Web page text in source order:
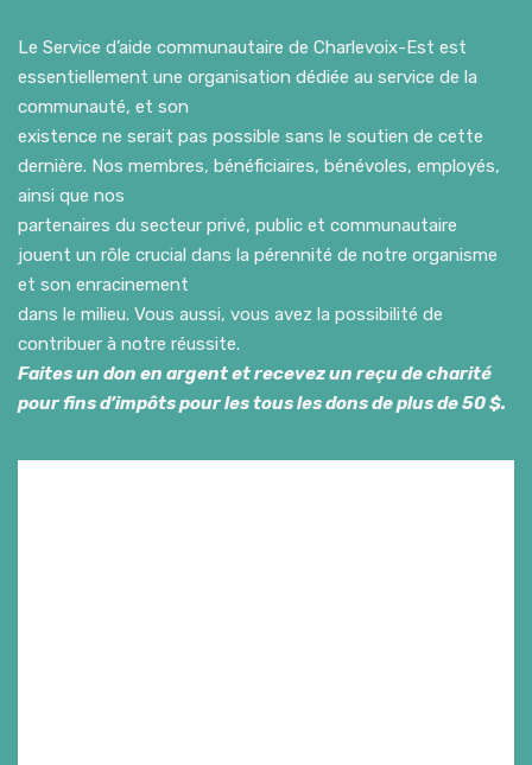
Le Service d’aide communautaire de Charlevoix-Est est
essentiellement une organisation dédiée au service de la
communauté, et son
existence ne serait pas possible sans le soutien de cette
dernière. Nos membres, bénéficiaires, bénévoles, employés,
ainsi que nos
partenaires du secteur privé, public et communautaire
jouent un rôle crucial dans la pérennité de notre organisme
et son enracinement
dans le milieu. Vous aussi, vous avez la possibilité de
contribuer à notre réussite.
Faites un don en argent et recevez un reçu de charité
pour fins d’impôts pour les tous les dons de plus de 50 $.